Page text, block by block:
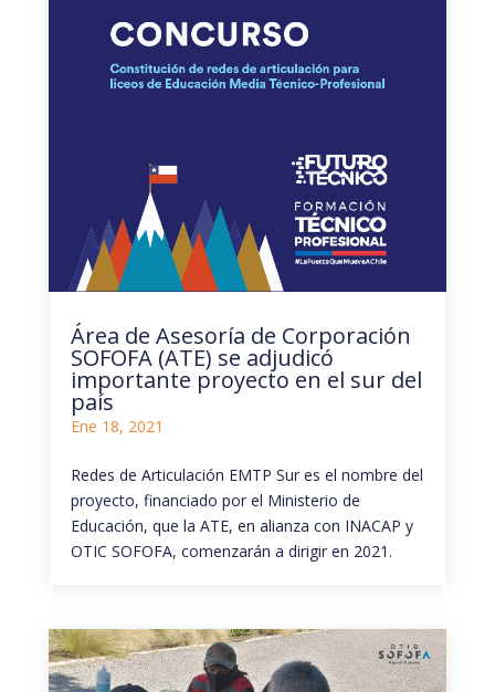
Área de Asesoría de Corporación
SOFOFA (ATE) se adjudicó
importante proyecto en el sur del
país
Ene 18, 2021
Redes de Articulación EMTP Sur es el nombre del
proyecto, financiado por el Ministerio de
Educación, que la ATE, en alianza con INACAP y
OTIC SOFOFA, comenzarán a dirigir en 2021.